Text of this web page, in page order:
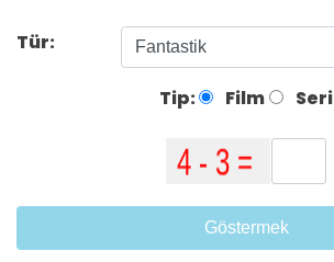
Tür:
Tip: Film Seri
Göstermek